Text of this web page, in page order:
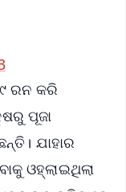
ରନ କରି
ପୂଜା
ଯାହାର
ଓହ୍ଲାଇଥିଲା